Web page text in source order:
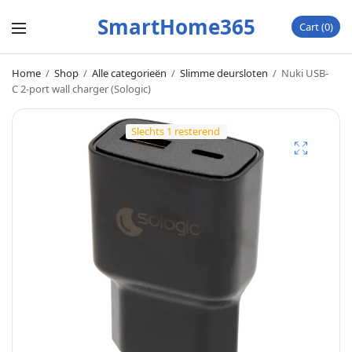
SmartHome365 Cart 0
Home / Shop / Alle categorieën / Slimme deursloten / Nuki USB-
C 2-port wall charger (Sologic)
Slechts 1 resterend